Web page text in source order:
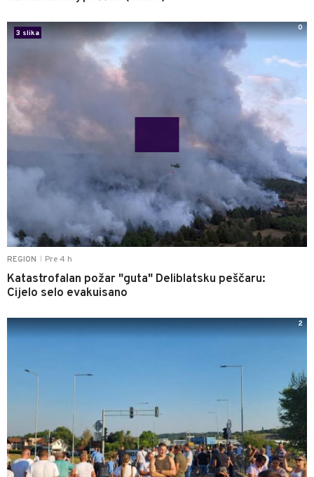
REGION Pre 4 h
Katastrofalan požar "guta" Deliblatsku peščaru:
Cijelo selo evakuisano
3 slika
0
2